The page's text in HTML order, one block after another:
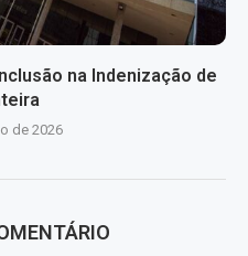
na Indenização de
de 2026